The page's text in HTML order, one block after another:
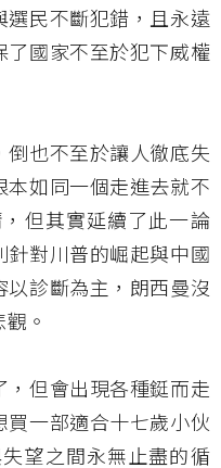
民不斷犯錯，且永遠
國家不至於犯下威權
也不至於讓人徹底失
如同一個走進去就不
但其實延續了此一論
對川普的崛起與中國
診斷為主，朗西曼沒
。
但會出現各種鋌而走
一部適合十七歲小伙
望之間永無止盡的循